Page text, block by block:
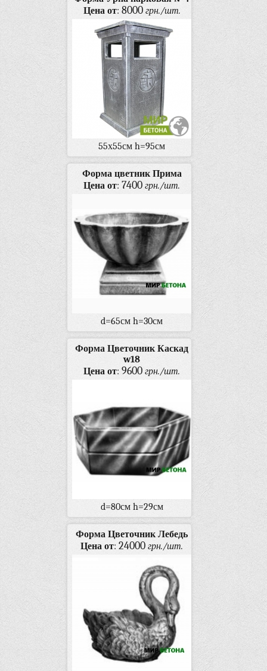
Цена от: 8000 грн./шт.
55х55см h=95см
Форма цветник Прима
Цена от:7400 грн./шт.
d=65см h=30см
Форма Цветочник Каскад
w18
Цена от:9600 грн./шт.
d=80см h=29см
Форма Цветочник Лебедь
Цена от:24000 грн./шт.